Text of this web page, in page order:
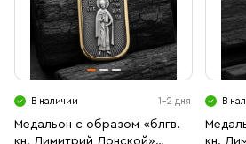
В наличии 1-2 дня
Медальон с образом «блгв.
кн. Димитрий Донской»
В
кн.